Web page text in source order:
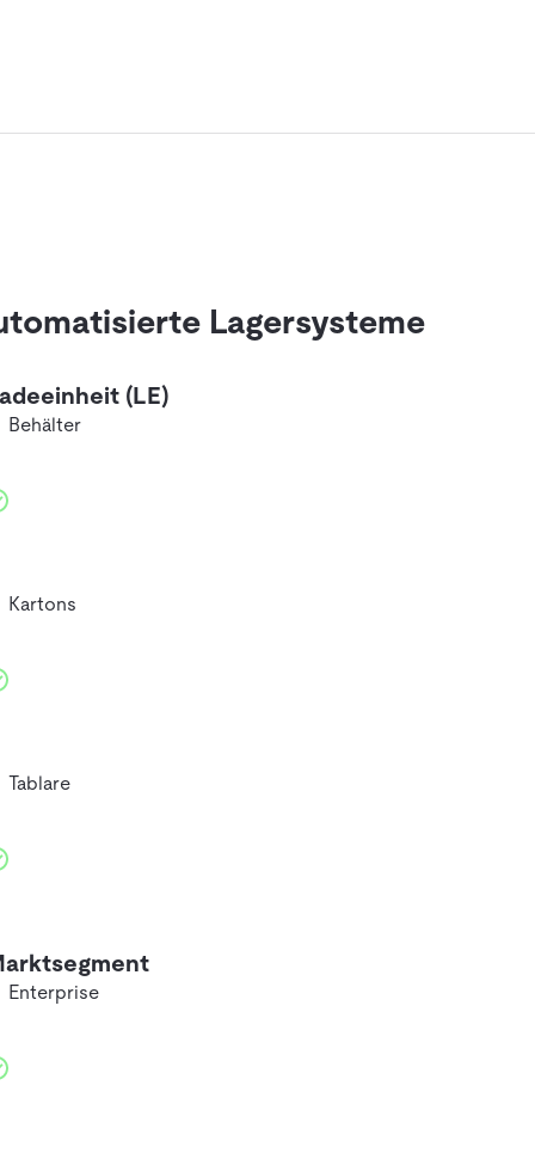
Lagersysteme
(LE)
Behälter
Kartons
Tablare
Enterprise